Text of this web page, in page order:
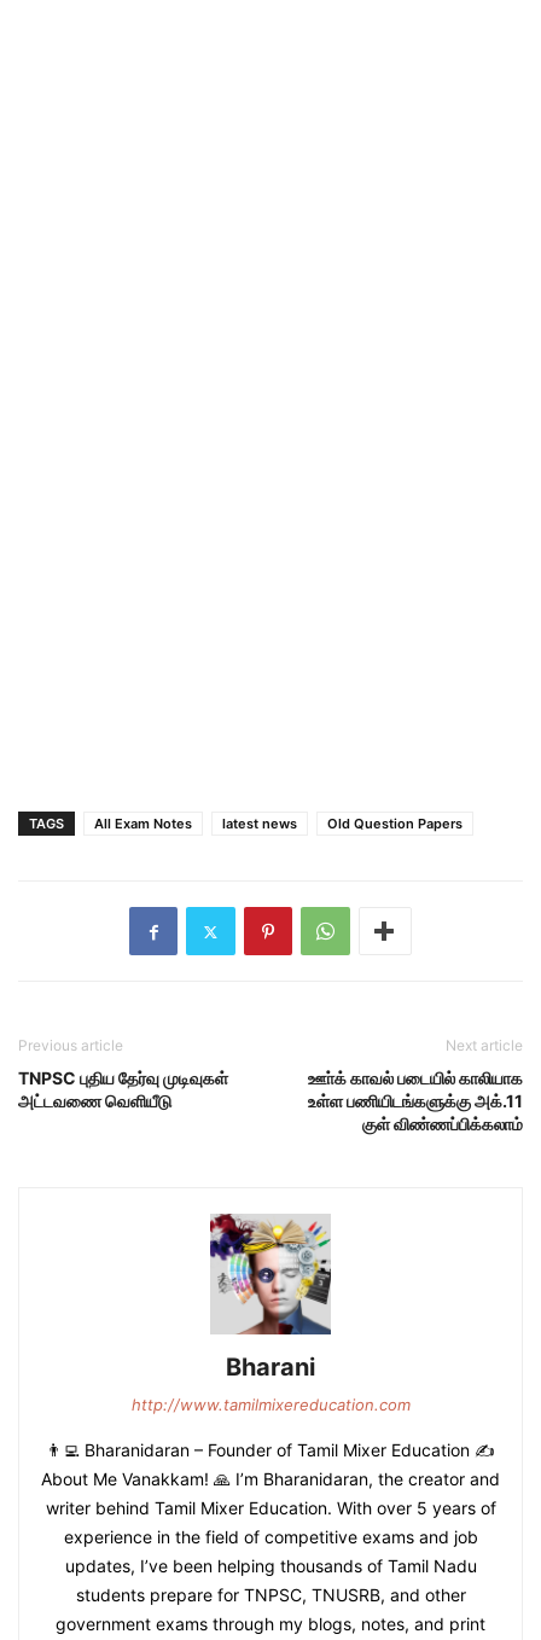
TAGS All Exam Notes latest news Old Question Papers
Previous article
TNPSC புதிய தேர்வு முடிவுகள்
அட்டவணை வெளியீடு
Next article
ஊா்க் காவல் படையில் காலியாக
உள்ள பணியிடங்களுக்கு அக்.11
குள் விண்ணப்பிக்கலாம்
Bharani
http://www.tamilmixereducation.com
👨‍💻 Bharanidaran – Founder of Tamil Mixer Education ✍️
About Me Vanakkam! 🙏 I’m Bharanidaran, the creator and
writer behind Tamil Mixer Education. With over 5 years of
experience in the field of competitive exams and job
updates, I’ve been helping thousands of Tamil Nadu
students prepare for TNPSC, TNUSRB, and other
government exams through my blogs, notes, and print